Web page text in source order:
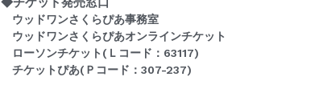
ウッドワンさくらぴあ事務室
ウッドワンさくらぴあオンラインチケット
ローソンチケット(Ｌコード：63117)
チケットぴあ(Ｐコード：307-237)